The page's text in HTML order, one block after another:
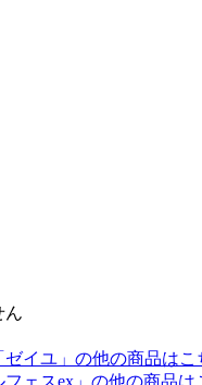
ん
ゼイユ 」の他の商品はこ
ェスex」 の他の商品は